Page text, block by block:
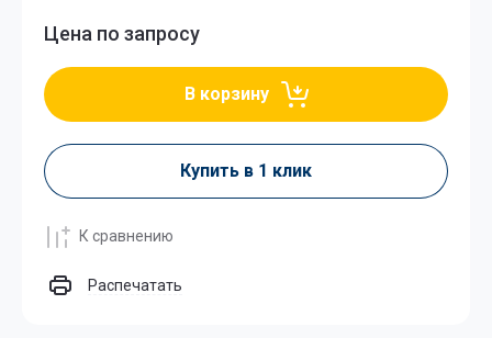
Цена по запросу
В корзину
Купить в 1 клик
К сравнению
Распечатать